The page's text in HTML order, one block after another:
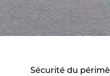
Sécurité du